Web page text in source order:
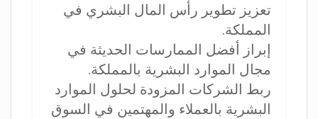
تعزيز تطوير رأس المال البشري في
المملكة.
إبراز أفضل الممارسات الحديثة في
مجال الموارد البشرية بالمملكة.
ربط الشركات المزودة لحلول الموارد
البشرية بالعملاء والمهتمين في السوق